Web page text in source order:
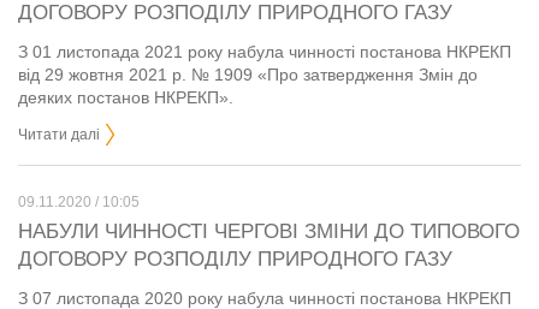
ДОГОВОРУ РОЗПОДІЛУ ПРИРОДНОГО ГАЗУ
З 01 листопада 2021 року набула чинності постанова НКРЕКП
від 29 жовтня 2021 р. № 1909 «Про затвердження Змін до
деяких постанов НКРЕКП».
Читати далі
09.11.2020 / 10:05
НАБУЛИ ЧИННОСТІ ЧЕРГОВІ ЗМІНИ ДО ТИПОВОГО
ДОГОВОРУ РОЗПОДІЛУ ПРИРОДНОГО ГАЗУ
З 07 листопада 2020 року набула чинності постанова НКРЕКП